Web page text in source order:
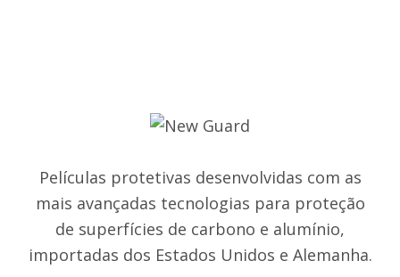
Películas protetivas desenvolvidas com as
mais avançadas tecnologias para proteção
de superfícies de carbono e alumínio,
importadas dos Estados Unidos e Alemanha.